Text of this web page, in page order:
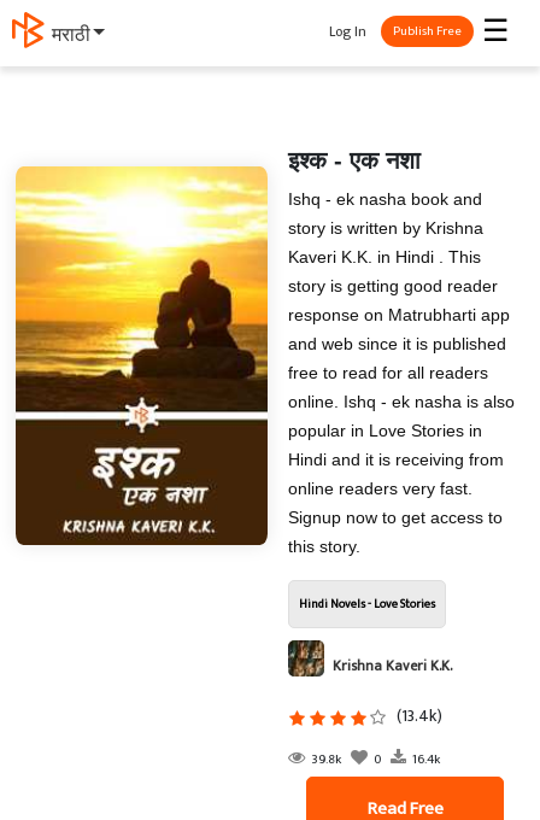
मराठी ☰
Log In Publish Free
इश्क - एक नशा
Ishq - ek nasha book and
story is written by Krishna
Kaveri K.K. in Hindi . This
story is getting good reader
response on Matrubharti app
and web since it is published
free to read for all readers
online. Ishq - ek nasha is also
popular in Love Stories in
Hindi and it is receiving from
online readers very fast.
Signup now to get access to
this story.
Hindi Novels - Love Stories
Krishna Kaveri K.K.
(13.4k)
39.8k 0 16.4k
Read Free